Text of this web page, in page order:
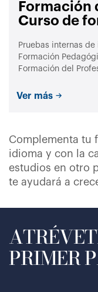
Formación
Curso de
Pruebas internas
Formación
Formación del
Ver más
Complementa tu
idioma y con la
estudios en otro
te ayudará a
PRIMER